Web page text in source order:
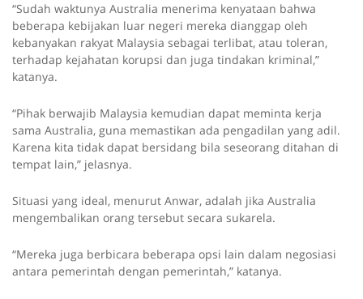
“Sudah waktunya Australia menerima kenyataan bahwa
beberapa kebijakan luar negeri mereka dianggap oleh
kebanyakan rakyat Malaysia sebagai terlibat, atau toleran,
terhadap kejahatan korupsi dan juga tindakan kriminal,”
katanya.
“Pihak berwajib Malaysia kemudian dapat meminta kerja
sama Australia, guna memastikan ada pengadilan yang adil.
Karena kita tidak dapat bersidang bila seseorang ditahan di
tempat lain,” jelasnya.
Situasi yang ideal, menurut Anwar, adalah jika Australia
mengembalikan orang tersebut secara sukarela.
“Mereka juga berbicara beberapa opsi lain dalam negosiasi
antara pemerintah dengan pemerintah,” katanya.